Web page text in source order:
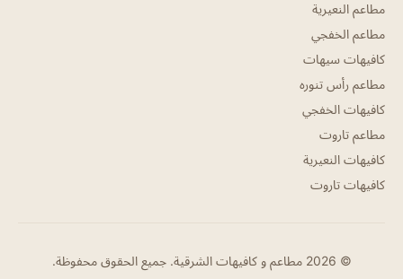
مطاعم النعيرية
مطاعم الخفجي
كافيهات سيهات
مطاعم رأس تنوره
كافيهات الخفجي
مطاعم تاروت
كافيهات النعيرية
كافيهات تاروت
© 2026 مطاعم و كافيهات الشرقية. جميع الحقوق محفوظة.